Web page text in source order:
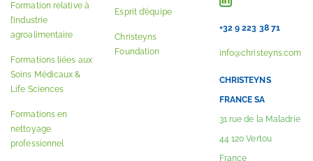
Formation relative à
l’industrie
agroalimentaire
Formations liées aux
Soins Médicaux &
Life Sciences
Formations en
nettoyage
professionnel
Esprit d’équipe
Christeyns
Foundation
+32 9 223 38 71
info@christeyns.com
CHRISTEYNS
FRANCE SA
31 rue de la Maladrie
44 120 Vertou
France